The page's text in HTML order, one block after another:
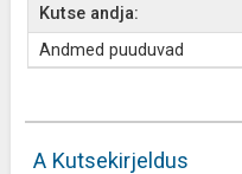
Kutse andja:
Andmed puuduvad
A Kutsekirjeldus